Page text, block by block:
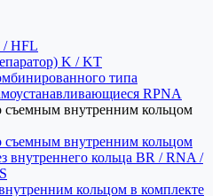
/ HFL
K / KT
типа
RPNA
внутренним кольцом
внутренним кольцом
внутреннего кольца BR / RNA /
кольцом в комплекте